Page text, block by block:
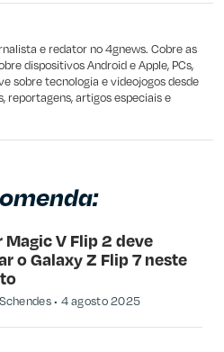
que procuro
e redator no 4gnews. Cobre as
dispositivos Android e Apple, PCs,
sobre tecnologia e videojogos desde
reportagens, artigos especiais e
Magic V Flip 2 deve
o Galaxy Z Flip 7 neste
4 agosto 2025